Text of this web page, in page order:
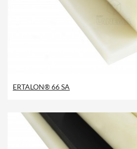
ERTALON® 66 SA